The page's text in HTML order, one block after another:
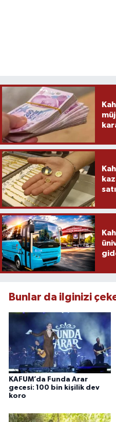
Bunlar da ilginizi
KAFUM’da Funda Arar
gecesi: 100 bin kişilik dev
koro